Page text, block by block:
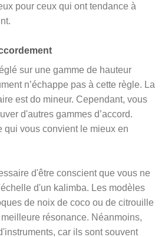
pour ceux qui ont tendance à
sur une gamme de hauteur
n’échappe pas à cette règle. La
est do mineur. Cependant, vous
d'autres gammes d’accord.
qui vous convient le mieux en
d'être conscient que vous ne
d'un kalimba. Les modèles
de noix de coco ou de citrouille
résonance. Néanmoins,
car ils sont souvent